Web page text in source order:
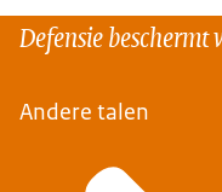
Defensie beschermt
Andere talen